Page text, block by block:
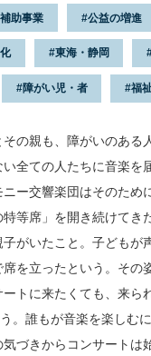
助事業 公益の増進
東海・静岡
障がい児・者 福
の親も、障がいのある
い全ての人たちに音楽
ー交響楽団はそのため
特等席」を開き続けてき
がいたこと。子どもが
を立ったという。その
トに来たくても、来ら
。誰もが音楽を楽しむ
づきからコンサートは